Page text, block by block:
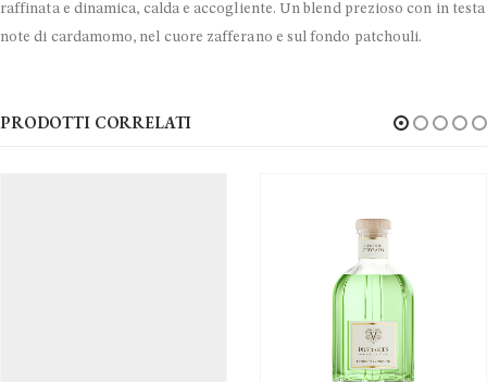
raffinata e dinamica, calda e accogliente. Un blend prezioso con in testa
note di cardamomo, nel cuore zafferano e sul fondo patchouli.
PRODOTTI CORRELATI